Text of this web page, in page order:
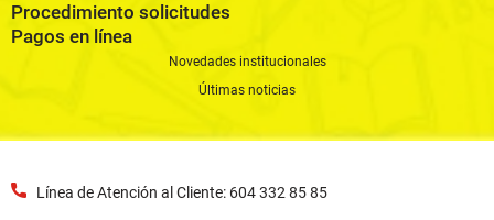
Procedimiento solicitudes
Pagos en línea
Novedades institucionales
Últimas noticias
Línea de Atención al Cliente: 604 332 85 85